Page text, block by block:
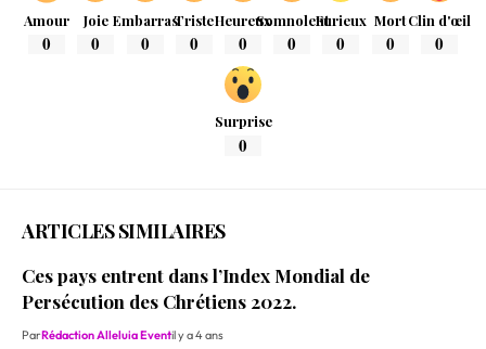
Amour
0
Joie
0
Embarras
0
Triste
0
Heureux
0
Somnolent
0
Furieux
0
Mort
0
Clin d'œil
0
Surprise
0
ARTICLES SIMILAIRES
Ces pays entrent dans l’Index Mondial de
Persécution des Chrétiens 2022.
ParRédaction Alleluia Eventil y a 4 ans